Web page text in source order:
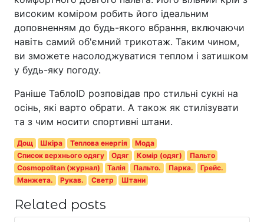
високим коміром робить його ідеальним
доповненням до будь-якого вбрання, включаючи
навіть самий об'ємний трикотаж. Таким чином,
ви зможете насолоджуватися теплом і затишком
у будь-яку погоду.
Раніше ТаблоID розповідав про стильні сукні на
осінь, які варто обрати. А також як стилізувати
та з чим носити спортивні штани.
Дощ Шкіра Теплова енергія
Мода
Список верхнього одягу
Одяг Комір (одяг)
Пальто
Cosmopolitan (журнал)
Талія Пальто. Парка.
Грейс.
Манжета.
Рукав. Светр Штани
Related posts